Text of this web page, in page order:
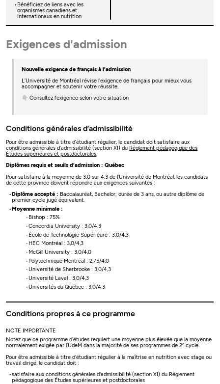
Bénéficiez de liens avec les
organismes canadiens et
internationaux en nutrition
Exigences d'admission
Nouvelle exigence de français à l’admission
L’Université de Montréal révise l’exigence de français pour mieux vous
accompagner et soutenir votre réussite.
👇 Consultez l’exigence selon votre situation
Conditions générales d’admissibilité
Pour être admissible à titre d’étudiant régulier, le candidat doit satisfaire aux
conditions générales d’admissibilité (section XI) du Règlement pédagogique des
Études supérieures et postdoctorales.
Diplômes requis et seuils d’admission : Québec
Pour satisfaire à la moyenne de 3,0 sur 4,3 de l’Université de Montréal, les candidats
de cette province doivent répondre aux exigences suivantes :
Diplôme accepté : Baccalauréat, Bachelor; durée de 3 ans, ou autre diplôme de
premier cycle jugé équivalent.
Moyenne minimale :
Bishop : 75%
Concordia University : 3,0/4,3
École de Technologie Supérieure : 3,0/4,3
HEC Montréal : 3,0/4,3
McGill University : 3,0/4,0
Polytechnique Montréal : 2,75/4,0
Université de Sherbrooke : 3,0/4,3
Université Laval : 3,0/4,3
Universités du Québec : 3,0/4,3
Conditions propres à ce programme
NOTE IMPORTANTE
Notez que ce programme d’études requiert une moyenne plus élevée que la moyenne
normalement exigée par l’UdeM dans la majorité de ses programmes de 2e cycle.
Pour être admissible à titre d'étudiant régulier à la maîtrise en nutrition avec stage ou
travail dirigé, le candidat doit :
satisfaire aux conditions générales d'admissibilité (section XI) du Règlement
pédagogique des Études supérieures et postdoctorales